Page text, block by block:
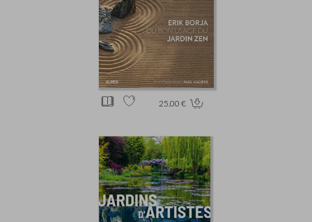
25.00 €